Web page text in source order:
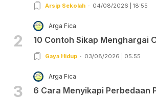
Arsip Sekolah 04/08/2026 | 18:55
2
Arga Fica
10 Contoh Sikap Menghargai
Gaya Hidup 03/08/2026 | 05:55
3
Arga Fica
6 Cara Menyikapi Perbedaan